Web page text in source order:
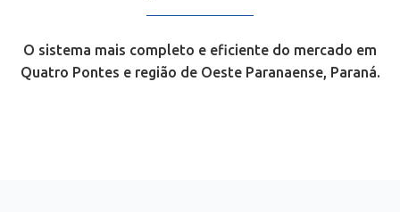
O sistema mais completo e eficiente do mercado em
Quatro Pontes e região de Oeste Paranaense, Paraná.